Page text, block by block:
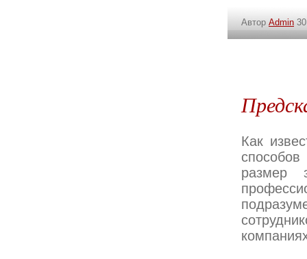
Автор Admin
Как
размер